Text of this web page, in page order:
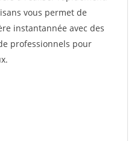
vous permet de
instantannée avec des
professionnels pour